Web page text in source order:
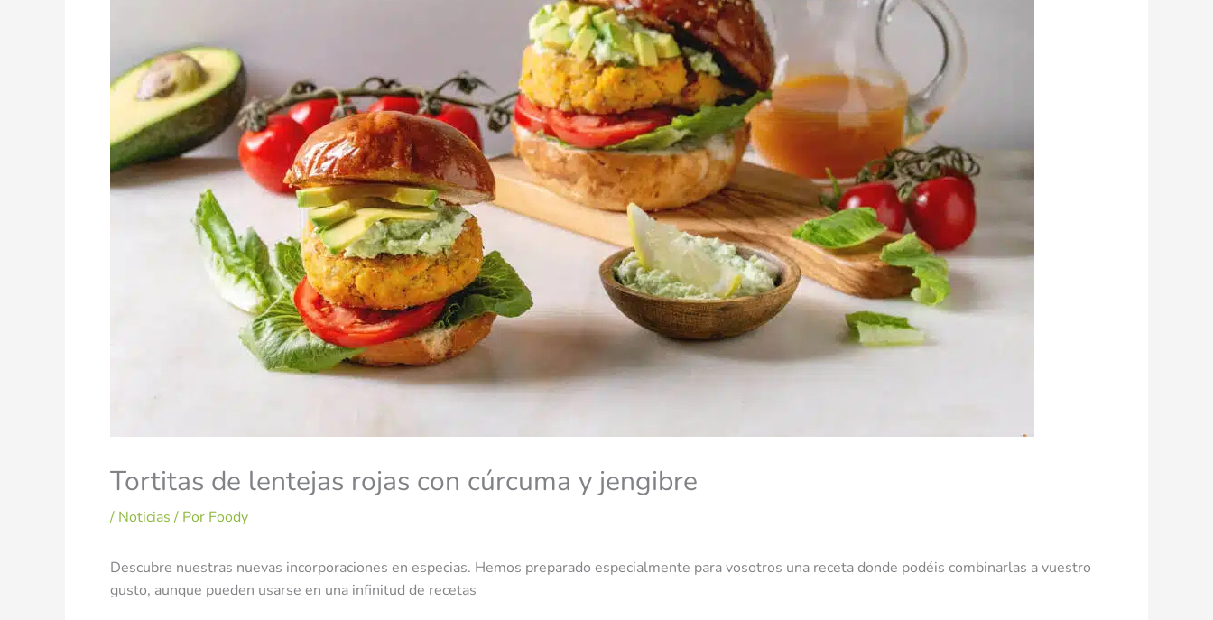
Tortitas de lentejas rojas con cúrcuma y jengibre
/ Noticias / Por Foody
Descubre nuestras nuevas incorporaciones en especias. Hemos preparado especialmente para vosotros una receta donde podéis combinarlas a vuestro
gusto, aunque pueden usarse en una infinitud de recetas